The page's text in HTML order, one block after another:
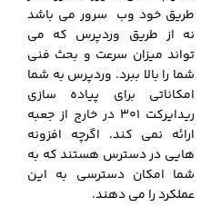
طریق خود وب سرور می باشد
نه از طریق وردپرس که می
تواند میزان سرعت و بحث فنی
شما را بالا ببرد. وردپرس به شما
امکاناتی برای پیاده سازی
ریدایرکت 301 در خارج از جعبه
ارائه نمی کند. اگرچه افزونه
هایی در دسترس هستند که به
شما امکان دسترسی به این
عملکرد را می دهند.